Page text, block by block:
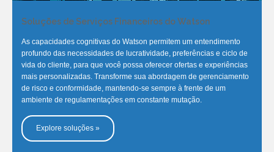
Soluções de Serviços Financeiros do Watson
As capacidades cognitivas do Watson permitem um entendimento
profundo das necessidades de lucratividade, preferências e ciclo de
vida do cliente, para que você possa oferecer ofertas e experiências
mais personalizadas. Transforme sua abordagem de gerenciamento
de risco e conformidade, mantendo-se sempre à frente de um
ambiente de regulamentações em constante mutação.
Explore soluções »